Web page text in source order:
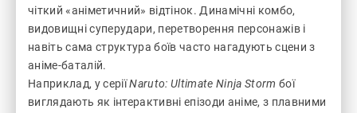
чіткий «аніметичний» відтінок. Динамічні комбо,
видовищні суперудари, перетворення персонажів і
навіть сама структура боїв часто нагадують сцени з
аніме-баталій.
Наприклад, у серіїNaruto: Ultimate Ninja Storm бої
виглядають як інтерактивні епізоди аніме, з плавними